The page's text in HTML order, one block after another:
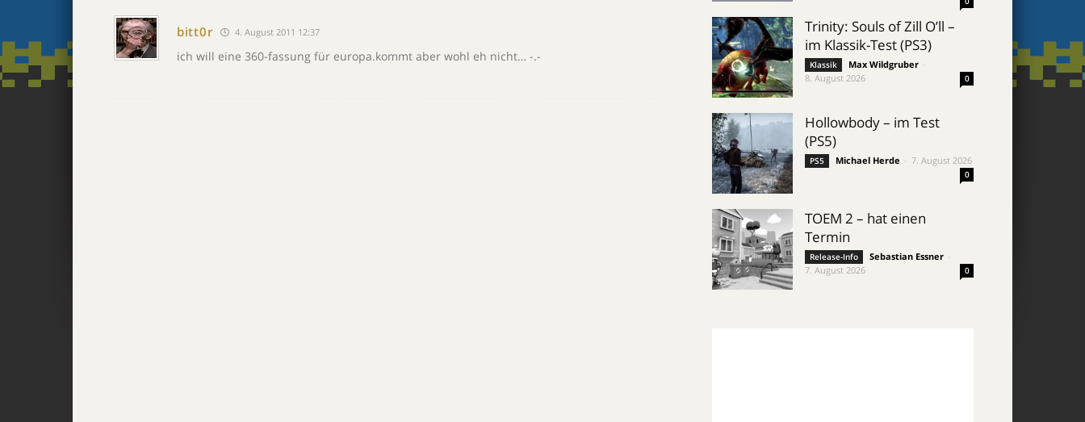
bitt0r 4. August 2011 12:37
ich will eine 360-fassung für europa.kommt aber wohl eh nicht… -.-
Trinity: Souls of Zill O’ll –
im Klassik-Test (PS3)
Klassik Max Wildgruber
8. August 2026
0
Hollowbody – im Test
(PS5)
PS5 Michael Herde 7. August 2026
0
TOEM 2 – hat einen
Termin
Release-Info Sebastian Essner
7. August 2026
0